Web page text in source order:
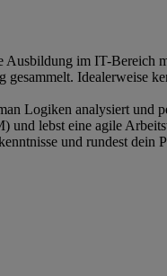
Ausbildung im IT-Bereich
Idealerweise
Logiken analysiert und
und lebst eine agile
und rundest